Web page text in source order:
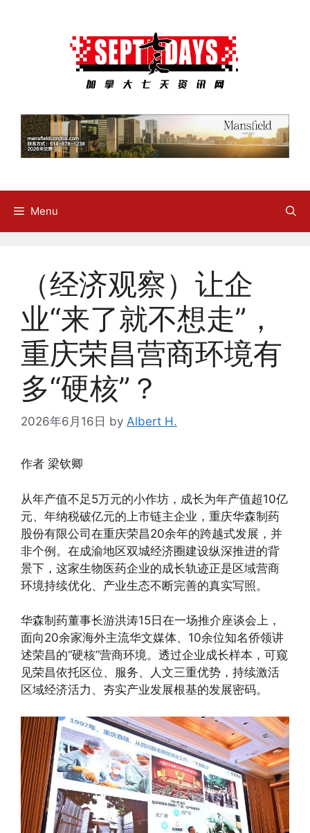
Menu
（经济观察）让企
业“来了就不想走”，
重庆荣昌营商环境有
多“硬核”？
2026年6月16日 by Albert H.
作者 梁钦卿
从年产值不足5万元的小作坊，成长为年产值超10亿
元、年纳税破亿元的上市链主企业，重庆华森制药
股份有限公司在重庆荣昌20余年的跨越式发展，并
非个例。在成渝地区双城经济圈建设纵深推进的背
景下，这家生物医药企业的成长轨迹正是区域营商
环境持续优化、产业生态不断完善的真实写照。
华森制药董事长游洪涛15日在一场推介座谈会上，
面向20余家海外主流华文媒体、10余位知名侨领讲
述荣昌的“硬核”营商环境。透过企业成长样本，可窥
见荣昌依托区位、服务、人文三重优势，持续激活
区域经济活力、夯实产业发展根基的发展密码。